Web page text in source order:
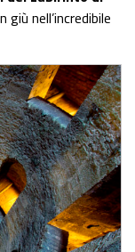
giù nell’incredibile